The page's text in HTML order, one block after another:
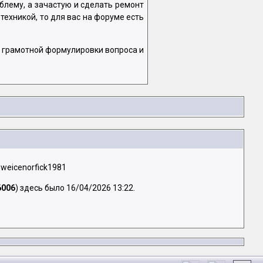
а зачастую и сделать ремонт
то для вас на форуме есть
формулировки вопроса и
) здесь было 16/04/2026 13:22.